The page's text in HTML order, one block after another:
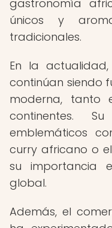
gastronomía
únicos y
tradicionales.
En la
continúan siendo
moderna, tanto
continentes.
emblemáticos
curry africano o
su importancia
global.
Además, el